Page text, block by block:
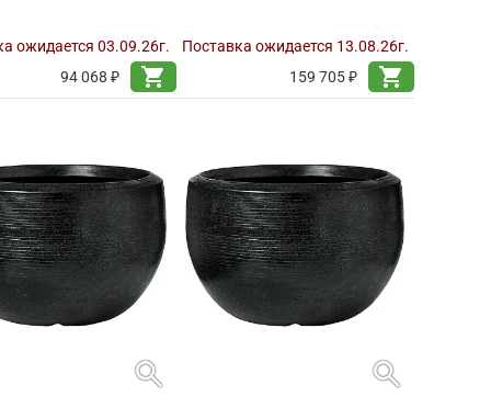
ожидается 03.09.26г.
94 068 ₽
shopping_cart
Поставка ожидается 13.08.26г.
159 705 ₽
shopping_cart
search search